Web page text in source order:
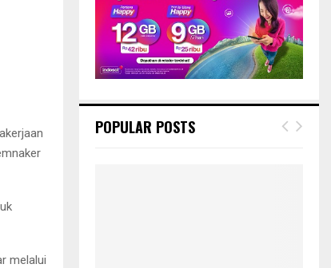
melalui
POPULAR POSTS